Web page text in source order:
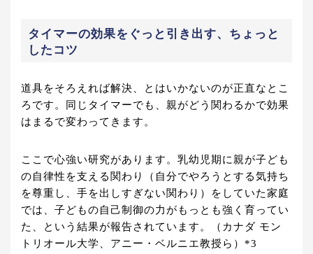
タイマーの効果をぐっと引き出す、ちょっと
したコツ
道具をそろえれば解決、とはいかないのが正直なとこ
ろです。同じタイマーでも、親がどう関わるかで効果
はまるで変わってきます。
ここで心強い研究があります。乳幼児期に親が子ども
の自律性を支える関わり（自分でやろうとする気持ち
を尊重し、手を出しすぎない関わり）をしていた家庭
では、子どもの自己制御の力がもっとも強く育ってい
た、という結果が報告されています。（カナダ モン
トリオール大学、アニー・ベルニエ教授ら）*3